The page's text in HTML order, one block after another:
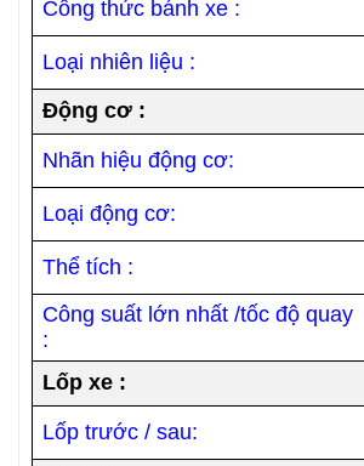
Công thức bánh xe :
Loại nhiên liệu :
Động cơ :
Nhãn hiệu động cơ:
Loại động cơ:
Thể tích :
Công suất lớn nhất /tốc độ quay
:
Lốp xe :
Lốp trước / sau: